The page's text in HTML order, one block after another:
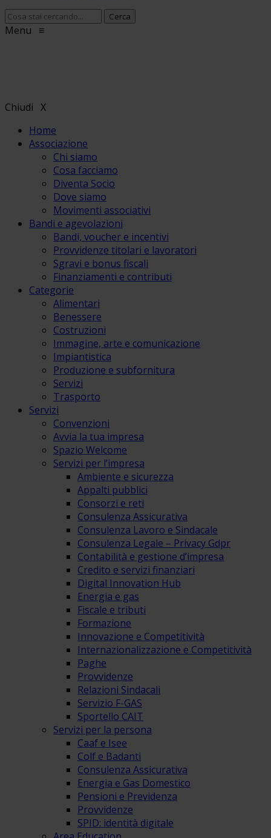
Menu ≡
Chiudi X
Home
Associazione
Chi siamo
Cosa facciamo
Diventa Socio
Dove siamo
Movimenti associativi
Bandi e agevolazioni
Bandi, voucher e incentivi
Provvidenze titolari e lavoratori
Sgravi e bonus fiscali
Finanziamenti e contributi
Categorie
Alimentari
Benessere
Costruzioni
Immagine, arte e comunicazione
Impiantistica
Produzione e subfornitura
Servizi
Trasporto
Servizi
Convenzioni
Avvia la tua impresa
Spazio Welcome
Servizi per l’impresa
Ambiente e sicurezza
Appalti pubblici
Consorzi e reti
Consulenza Assicurativa
Consulenza Lavoro e Sindacale
Consulenza Legale – Privacy Gdpr
Contabilità e gestione d’impresa
Credito e servizi finanziari
Digital Innovation Hub
Energia e gas
Fiscale e tributi
Formazione
Innovazione e Competitività
Internazionalizzazione e Competitività
Paghe
Provvidenze
Relazioni Sindacali
Servizio F-GAS
Sportello CAIT
Servizi per la persona
Caaf e Isee
Colf e Badanti
Consulenza Assicurativa
Energia e Gas Domestico
Pensioni e Previdenza
Provvidenze
SPID: identità digitale